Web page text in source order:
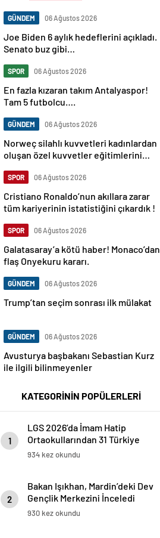
GÜNDEM 06 Ağustos 2026
Joe Biden 6 aylık hedeflerini açıkladı.
Senato buz gibi…
SPOR 06 Ağustos 2026
En fazla kızaran takım Antalyaspor!
Tam 5 futbolcu….
GÜNDEM 06 Ağustos 2026
Norweç silahlı kuvvetleri kadınlardan
oluşan özel kuvvetler eğitimlerini
SPOR 06 Ağustos 2026
Cristiano Ronaldo’nun akıllara zarar
tüm kariyerinin istatistiğini çıkardık !
SPOR 06 Ağustos 2026
Galatasaray’a kötü haber! Monaco’dan
flaş Onyekuru kararı.
GÜNDEM 06 Ağustos 2026
Trump’tan seçim sonrası ilk mülakat
GÜNDEM 06 Ağustos 2026
Avusturya başbakanı Sebastian Kurz
ile ilgili bilinmeyenler
KATEGORİNİN POPÜLERLERİ
1
LGS 2026’da İmam Hatip
Ortaokullarından 31 Türkiye
Birincisi
934 kez okundu
2
Bakan Işıkhan, Mardin’deki Dev
Gençlik Merkezini İnceledi
930 kez okundu